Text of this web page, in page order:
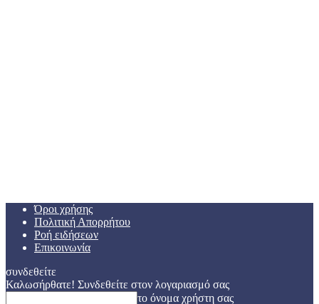
Όροι χρήσης
Πολιτική Απορρήτου
Ροή ειδήσεων
Επικοινωνία
συνδεθείτε
Καλωσήρθατε! Συνδεθείτε στον λογαριασμό σας
το όνομα χρήστη σας